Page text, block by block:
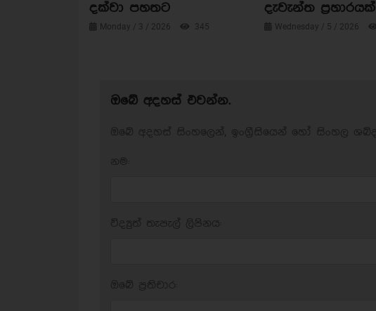
දක්වා පහතට
Monday / 3 / 2026 345
දැවැන්ත ප්‍රහාරයක්
Wednesday / 5 / 2026
ඔබේ අදහස් එවන්න.